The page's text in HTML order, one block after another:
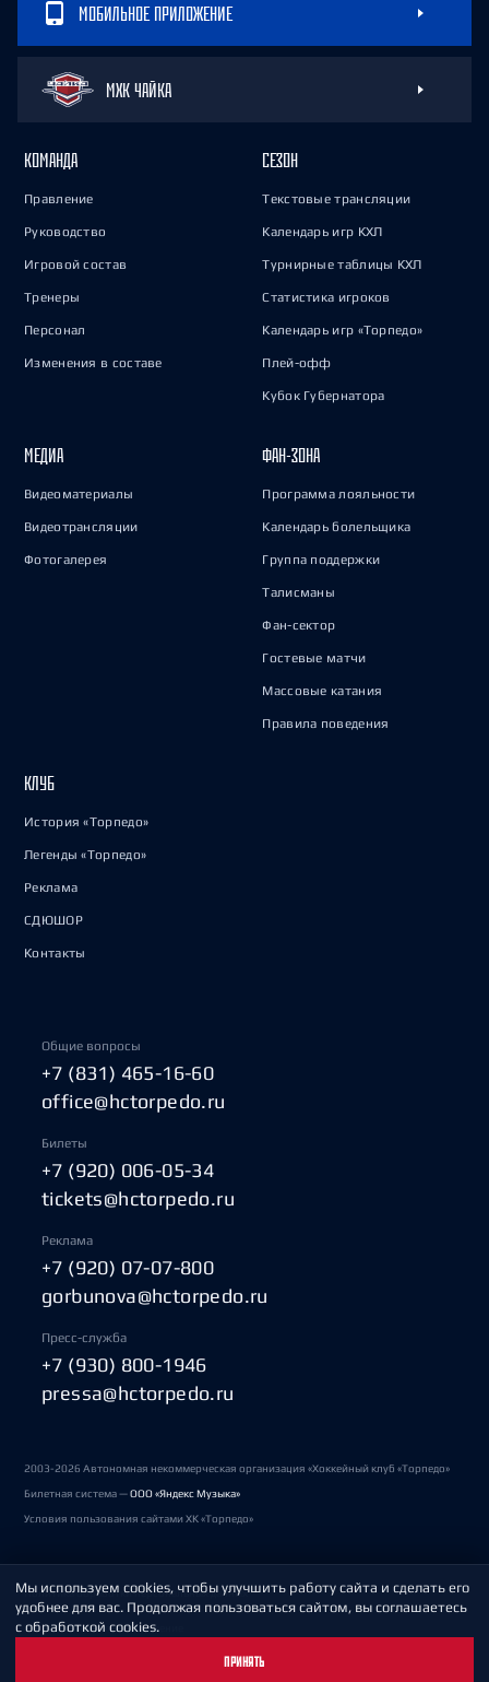
МОБИЛЬНОЕ ПРИЛОЖЕНИЕ
МХК ЧАЙКА
КОМАНДА
Правление
Руководство
Игровой состав
Тренеры
Персонал
Изменения в составе
СЕЗОН
Текстовые трансляции
Календарь игр КХЛ
Турнирные таблицы КХЛ
Статистика игроков
Календарь игр «Торпедо»
Плей-офф
Кубок Губернатора
МЕДИА
Видеоматериалы
Видеотрансляции
Фотогалерея
ФАН-ЗОНА
Программа лояльности
Календарь болельщика
Группа поддержки
Талисманы
Фан-сектор
Гостевые матчи
Массовые катания
Правила поведения
КЛУБ
История «Торпедо»
Легенды «Торпедо»
Реклама
СДЮШОР
Контакты
Общие вопросы
+7 (831) 465-16-60
office@hctorpedo.ru
Билеты
+7 (920) 006-05-34
tickets@hctorpedo.ru
Реклама
+7 (920) 07-07-800
gorbunova@hctorpedo.ru
Пресс-служба
+7 (930) 800-1946
pressa@hctorpedo.ru
2003-2026 Автономная некоммерческая организация «Хоккейный клуб «Торпедо»
Билетная система —ООО «Яндекс Музыка»
Условия пользования сайтами ХК «Торпедо»
Политика обработки персональных данных
Пользовательское соглашение
Мы используем cookies, чтобы улучшить работу сайта и сделать его
удобнее для вас. Продолжая пользоваться сайтом, вы соглашаетесь
с обработкой cookies.
ПРИНЯТЬ